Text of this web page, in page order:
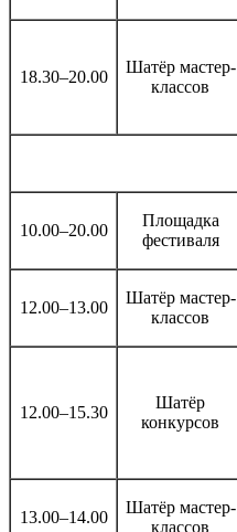
18.30–20.00
Шатёр мастер-
классов
10.00–20.00
Площадка
фестиваля
12.00–13.00
Шатёр мастер-
классов
12.00–15.30
Шатёр
конкурсов
13.00–14.00
Шатёр мастер-
классов